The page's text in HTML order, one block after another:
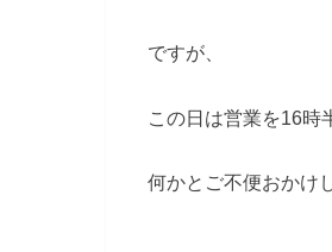
ですが、
この日は営業を16時
何かとご不便おかけ